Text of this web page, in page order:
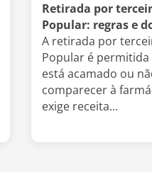
Retirada por
Popular: regras e
A retirada por
Popular é
está acamado ou
comparecer à
exige receita...